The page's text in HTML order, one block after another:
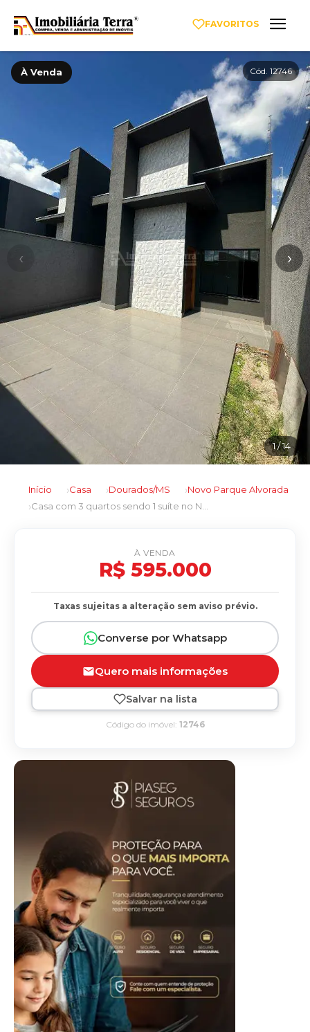
FAVORITOS
À Venda Cód. 12746
‹ ›
1/ 14
Início Casa Dourados/MS
Novo Parque Alvorada
Casa com 3 quartos sendo 1 suíte no Novo Parque Alvorada em Dourados/MS
À VENDA
R$ 595.000
Taxas sujeitas a alteração sem aviso prévio.
Converse por Whatsapp
Quero mais informações
Salvar na lista
Código do imóvel: 12746